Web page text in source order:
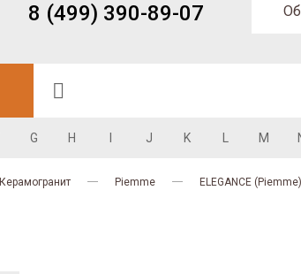
8 (499) 390-89-07
G H J K M
Керамогранит Piemme ELEGANCE (Piemme)